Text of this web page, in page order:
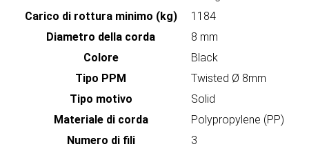
Carico di rottura minimo (kg)
1184
Diametro della corda
8 mm
Colore
Black
Tipo PPM
Twisted Ø 8mm
Tipo motivo
Solid
Materiale di corda
Polypropylene (PP)
Numero di fili
3